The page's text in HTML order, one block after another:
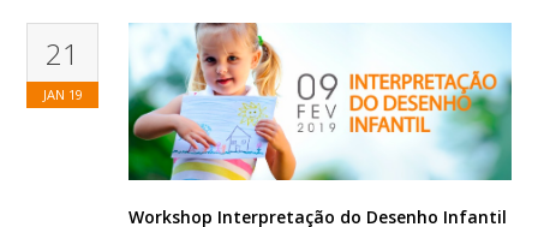
21
JAN 19
Workshop Interpretação do Desenho Infantil